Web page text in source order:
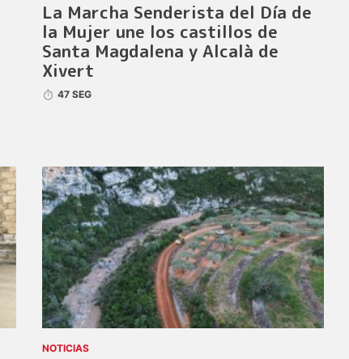
La Marcha Senderista del Día de
la Mujer une los castillos de
Santa Magdalena y Alcalà de
Xivert
47 SEG
NOTICIAS